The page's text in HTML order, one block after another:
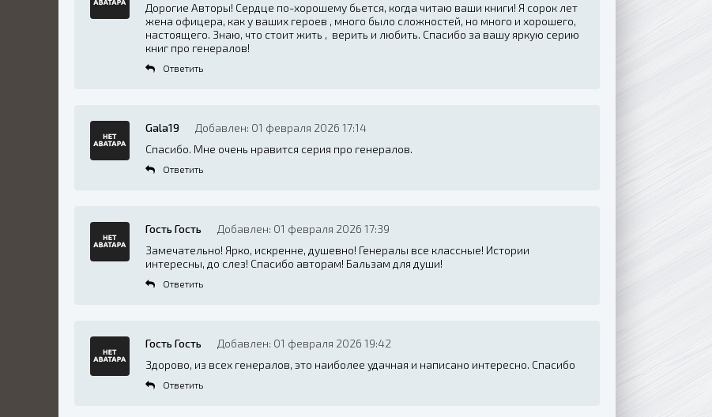
Дорогие Авторы! Сердце по-хорошему бьется, когда читаю ваши книги! Я сорок лет
жена офицера, как у ваших героев , много было сложностей, но много и хорошего,
настоящего. Знаю, что стоит жить , верить и любить. Спасибо за вашу яркую серию
книг про генералов!
Ответить
Gala19
Добавлен: 01 февраля 2026 17:14
Спасибо. Мне очень нравится серия про генералов.
Ответить
Гость Гость
Добавлен: 01 февраля 2026 17:39
Замечательно! Ярко, искренне, душевно! Генералы все классные! Истории
интересны, до слез! Спасибо авторам! Бальзам для души!
Ответить
Гость Гость
Добавлен: 01 февраля 2026 19:42
Здорово, из всех генералов, это наиболее удачная и написано интересно. Спасибо
Ответить